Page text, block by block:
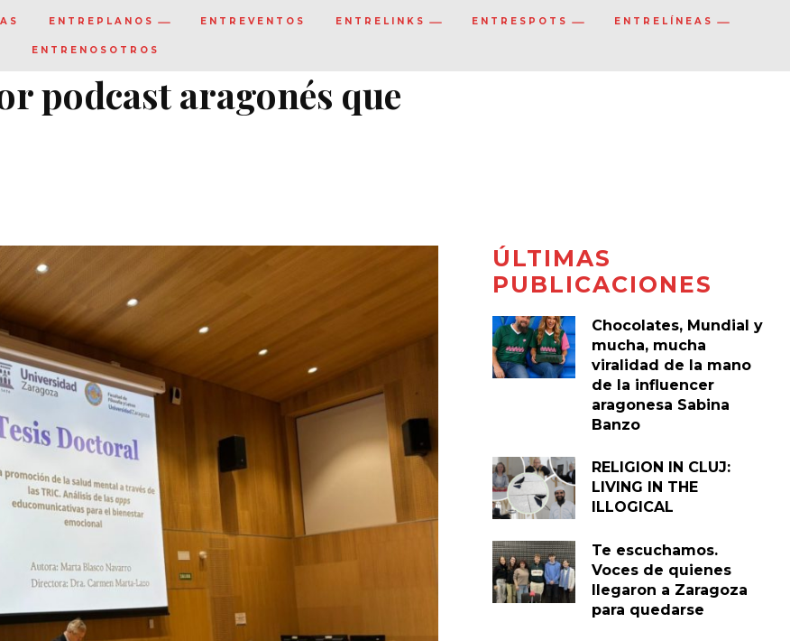
ENTREPLANOS ENTREVENTOS ENTRELINKS ENTRESPOTS ENTRELÍNEAS
ENTRENOSOTROS
podcast aragonés que
ÚLTIMAS
PUBLICACIONES
Chocolates, Mundial y
mucha, mucha
viralidad de la mano
de la influencer
aragonesa Sabina
Banzo
RELIGION IN CLUJ:
LIVING IN THE
ILLOGICAL
Te escuchamos.
Voces de quienes
llegaron a Zaragoza
para quedarse